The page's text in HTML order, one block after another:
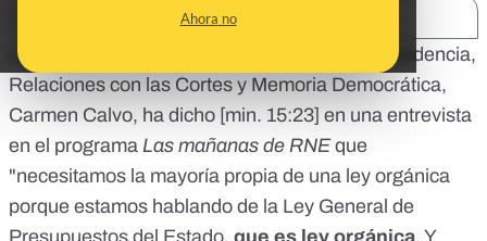
Ahora no
La vicepresidenta primera y ministra de la Presidencia,
Relaciones con las Cortes y Memoria Democrática,
Carmen Calvo, ha dicho [min. 15:23] en una entrevista
en el programa Las mañanas de RNEque
"necesitamos la mayoría propia de una ley orgánica
porque estamos hablando de la Ley General de